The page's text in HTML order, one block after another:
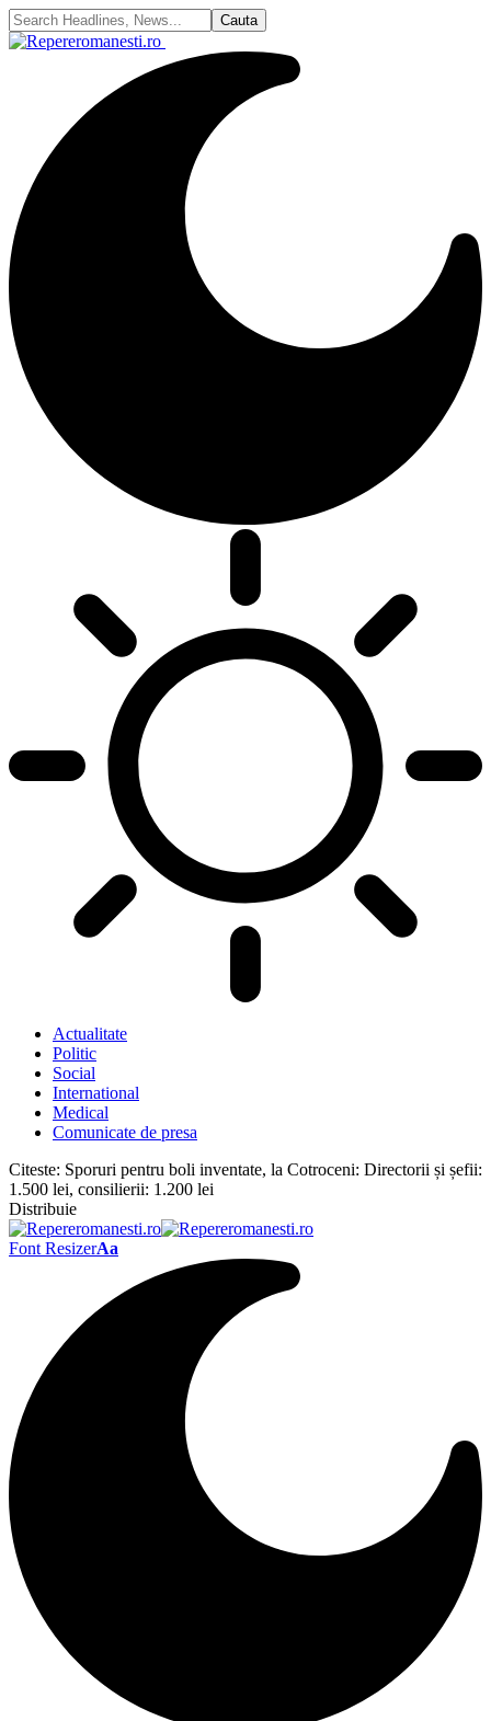
Actualitate
Politic
Social
International
Medical
Comunicate de presa
Citeste: Sporuri pentru boli inventate, la Cotroceni: Directorii și șefii:
1.500 lei, consilierii: 1.200 lei
Distribuie
Font ResizerAa